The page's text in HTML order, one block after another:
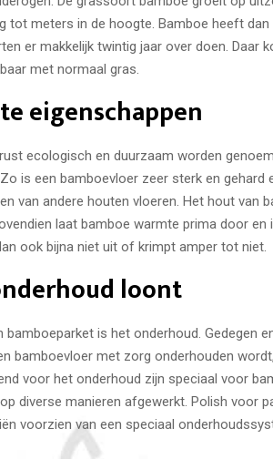
tot meters in de hoogte. Bamboe heeft dan
er makkelijk twintig jaar over doen. Daar
met normaal gras.
eigenschappen
ecologisch en duurzaam worden
is een bamboevloer zeer sterk en gehard
van andere houten vloeren. Het hout van
laat bamboe warmte prima door
ook bijna niet uit of krimpt amper tot niet.
loont
bamboeparket is het onderhoud. Gedegen
bamboevloer met zorg onderhouden
voor het onderhoud zijn speciaal voor
diverse manieren afgewerkt. Polish voor
voorzien van een speciaal